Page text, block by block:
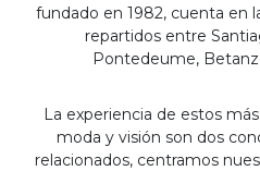
fundado en 1982, cuenta en
repartidos entre
Pontedeume,
La experiencia de estos
moda y visión son dos
relacionados, centramos